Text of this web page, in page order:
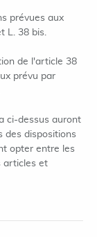
prévues aux
L. 38 bis.
de l'article 38
prévu par
ci-dessus auront
des dispositions
opter entre les
articles et